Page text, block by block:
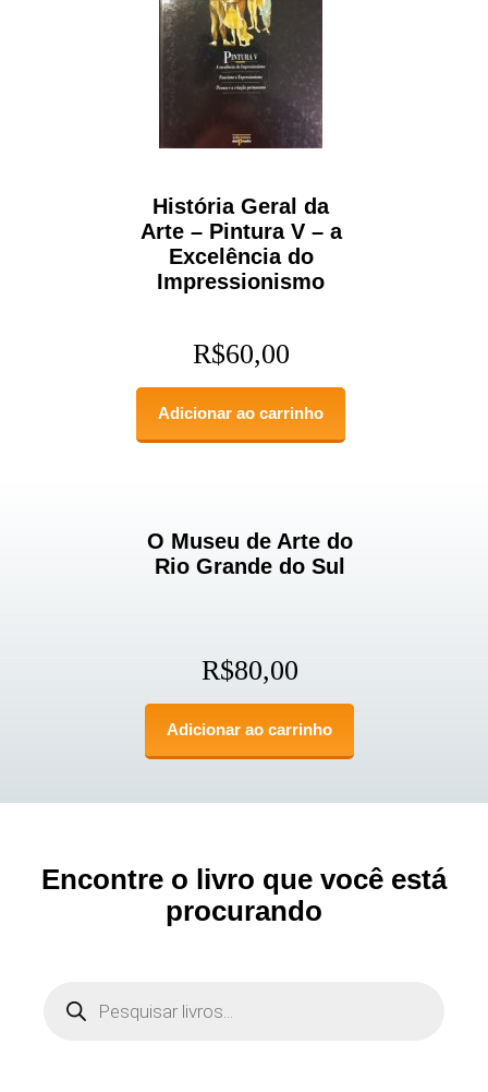
História Geral da
Arte – Pintura V – a
Excelência do
Impressionismo
R$60,00
Adicionar ao carrinho
O Museu de Arte do
Rio Grande do Sul
R$80,00
Adicionar ao carrinho
Encontre o livro que você está
procurando